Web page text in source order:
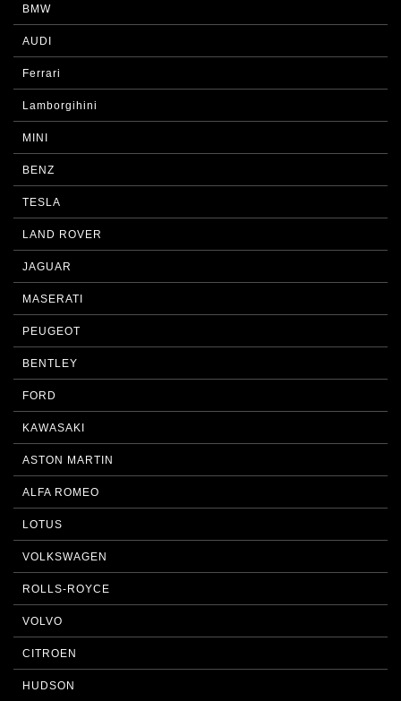
BMW
AUDI
Ferrari
Lamborgihini
MINI
BENZ
TESLA
LAND ROVER
JAGUAR
MASERATI
PEUGEOT
BENTLEY
FORD
KAWASAKI
ASTON MARTIN
ALFA ROMEO
LOTUS
VOLKSWAGEN
ROLLS-ROYCE
VOLVO
CITROEN
HUDSON